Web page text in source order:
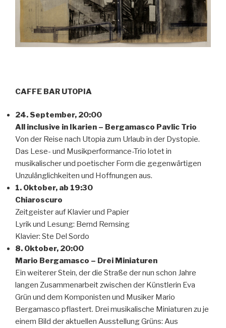
CAFFE BAR UTOPIA
24. September, 20:00
All inclusive in Ikarien – Bergamasco Pavlic Trio
Von der Reise nach Utopia zum Urlaub in der Dystopie.
Das Lese- und Musikperformance-Trio lotet in
musikalischer und poetischer Form die gegenwärtigen
Unzulänglichkeiten und Hoffnungen aus.
1. Oktober, ab 19:30
Chiaroscuro
Zeitgeister auf Klavier und Papier
Lyrik und Lesung: Bernd Remsing
Klavier: Ste Del Sordo
8. Oktober, 20:00
Mario Bergamasco – Drei Miniaturen
Ein weiterer Stein, der die Straße der nun schon Jahre
langen Zusammenarbeit zwischen der Künstlerin Eva
Grün und dem Komponisten und Musiker Mario
Bergamasco pflastert. Drei musikalische Miniaturen zu je
einem Bild der aktuellen Ausstellung Grüns: Aus